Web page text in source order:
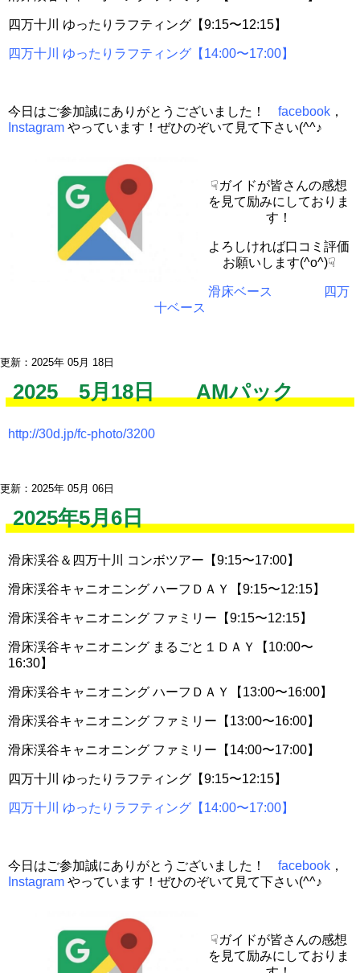
四万十川 ゆったりラフティング【9:15〜12:15】
四万十川 ゆったりラフティング【14:00〜17:00】
今日はご参加誠にありがとうございました！ facebook ，
Instagram やっています！ぜひのぞいて見て下さい(^^♪
☟ガイドが皆さんの感想
を見て励みにしておりま
す！
よろしければ口コミ評価
お願いします(^o^)☟
滑床ベース
四万
十ベース
更新：2025年 05月 18日
2025 5月18日 AMパック
http://30d.jp/fc-photo/3200
更新：2025年 05月 06日
2025年5月6日
滑床渓谷＆四万十川 コンボツアー【9:15〜17:00】
滑床渓谷キャニオニング ハーフＤＡＹ【9:15〜12:15】
滑床渓谷キャニオニング ファミリー【9:15〜12:15】
滑床渓谷キャニオニング まるごと１ＤＡＹ【10:00〜
16:30】
滑床渓谷キャニオニング ハーフＤＡＹ【13:00〜16:00】
滑床渓谷キャニオニング ファミリー【13:00〜16:00】
滑床渓谷キャニオニング ファミリー【14:00〜17:00】
四万十川 ゆったりラフティング【9:15〜12:15】
四万十川 ゆったりラフティング【14:00〜17:00】
今日はご参加誠にありがとうございました！ facebook ，
Instagram やっています！ぜひのぞいて見て下さい(^^♪
☟ガイドが皆さんの感想
を見て励みにしておりま